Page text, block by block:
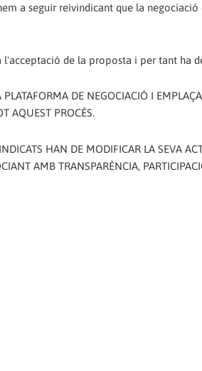
a seguir reivindicant que la
de la proposta i per tant ha
DE NEGOCIACIÓ I
AQUEST PROCÉS.
HAN DE MODIFICAR LA SEVA
AMB TRANSPARÈNCIA,